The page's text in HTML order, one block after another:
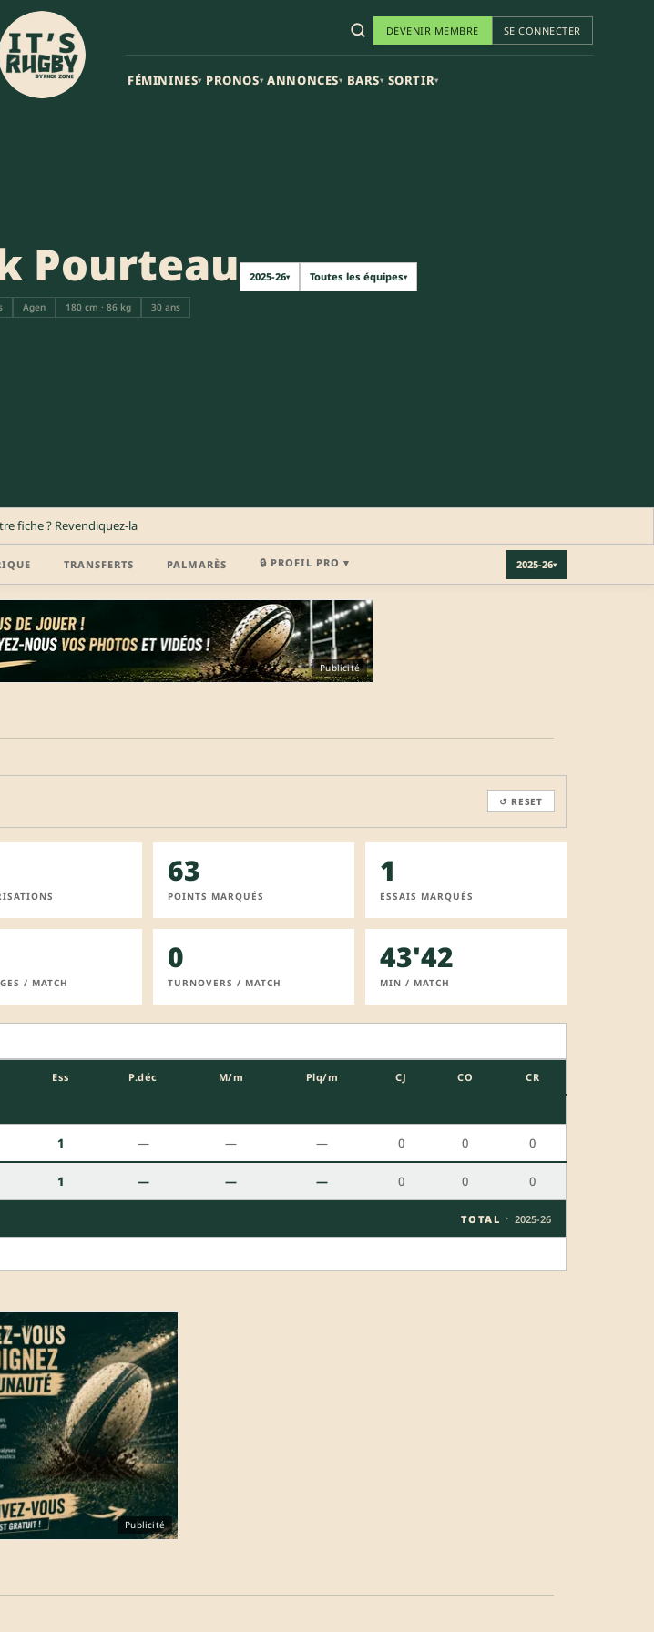
DEVENIR MEMBRE SE CONNECTER
FÉMININES▾ PRONOS▾ ANNONCES▾ BARS▾ SORTIR▾
Pourteau 2025-26▾ Toutes les équipes▾
Agen 180 cm · 86 kg 30 ans
fiche ? Revendiquez-la
TRANSFERTS PALMARÈS 🔒 PROFIL PRO ▾ 2025-26▾
REJOINDRE LA COMMUNAUTÉ
Publicité
↺ RESET
63
POINTS MARQUÉS
1
ESSAIS MARQUÉS
/ MATCH
0
TURNOVERS / MATCH
43'42
MIN / MATCH
Ess P.déc M/m Plq/m CJ CO CR
1 — — — 0 0 0
1 — — — 0 0 0
TOTAL · 2025-26
Publicité